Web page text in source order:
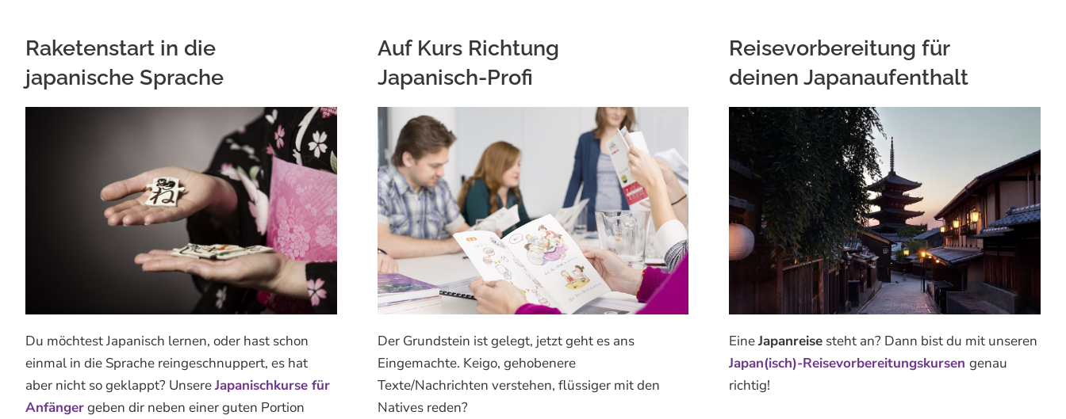
Raketenstart in die
japanische Sprache
Du möchtest Japanisch lernen, oder hast schon
einmal in die Sprache reingeschnuppert, es hat
aber nicht so geklappt? UnsereJapanischkurse für
Anfängergeben dir neben einer guten Portion
Auf Kurs Richtung
Japanisch-Profi
Der Grundstein ist gelegt, jetzt geht es ans
Eingemachte. Keigo, gehobenere
Texte/Nachrichten verstehen, flüssiger mit den
Natives reden?
Reisevorbereitung für
deinen Japanaufenthalt
EineJapanreise steht an? Dann bist du mit unseren
Japan(isch)-Reisevorbereitungskursen genau
richtig!